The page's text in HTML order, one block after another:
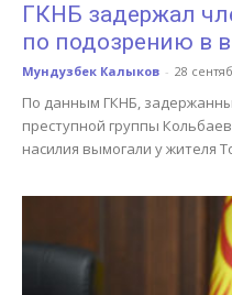
ГКНБ задержал
по подозрению в
Мундузбек Калыков - 28
По данным ГКНБ,
преступной группы
насилия вымогали у жителя